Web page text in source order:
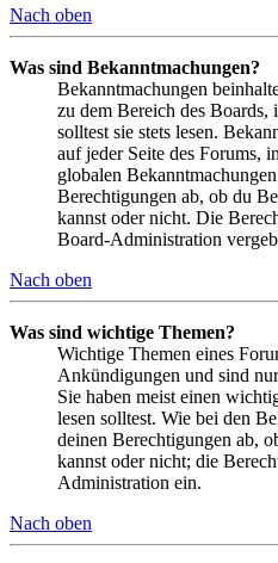
Nach oben
Was sind Bekanntmachungen?
Bekanntmachungen
zu dem Bereich des
solltest sie stets lesen.
auf jeder Seite des Forums,
globalen
Berechtigungen ab, ob du
kannst oder nicht. Die
Board-Administration
Nach oben
Was sind wichtige Themen?
Wichtige Themen eines
Ankündigungen und sind
Sie haben meist einen
lesen solltest. Wie bei den
deinen Berechtigungen ab,
kannst oder nicht; die
Administration ein.
Nach oben